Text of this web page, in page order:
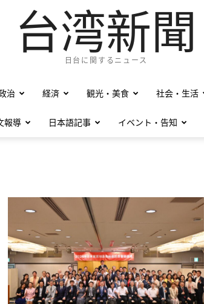
台湾新聞
日台に関するニュース
治 経済 観光・美食 社会・生活
報導 日本語記事 イベント・告知